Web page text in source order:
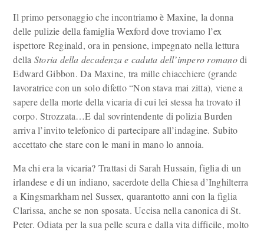
Il primo personaggio che incontriamo è Maxine, la donna
delle pulizie della famiglia Wexford dove troviamo l’ex
ispettore Reginald, ora in pensione, impegnato nella lettura
della Storia della decadenza e caduta dell’impero romanodi
Edward Gibbon. Da Maxine, tra mille chiacchiere (grande
lavoratrice con un solo difetto “Non stava mai zitta), viene a
sapere della morte della vicaria di cui lei stessa ha trovato il
corpo. Strozzata…E dal sovrintendente di polizia Burden
arriva l’invito telefonico di partecipare all’indagine. Subito
accettato che stare con le mani in mano lo annoia.
Ma chi era la vicaria? Trattasi di Sarah Hussain, figlia di un
irlandese e di un indiano, sacerdote della Chiesa d’Inghilterra
a Kingsmarkham nel Sussex, quarantotto anni con la figlia
Clarissa, anche se non sposata. Uccisa nella canonica di St.
Peter. Odiata per la sua pelle scura e dalla vita difficile, molto